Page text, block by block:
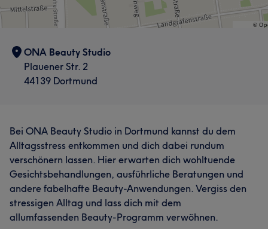
ONA Beauty Studio
Plauener Str. 2
44139 Dortmund
Bei ONA Beauty Studio in Dortmund kannst du dem
Alltagsstress entkommen und dich dabei rundum
verschönern lassen. Hier erwarten dich wohltuende
Gesichtsbehandlungen, ausführliche Beratungen und
andere fabelhafte Beauty-Anwendungen. Vergiss den
stressigen Alltag und lass dich mit dem
allumfassenden Beauty-Programm verwöhnen.